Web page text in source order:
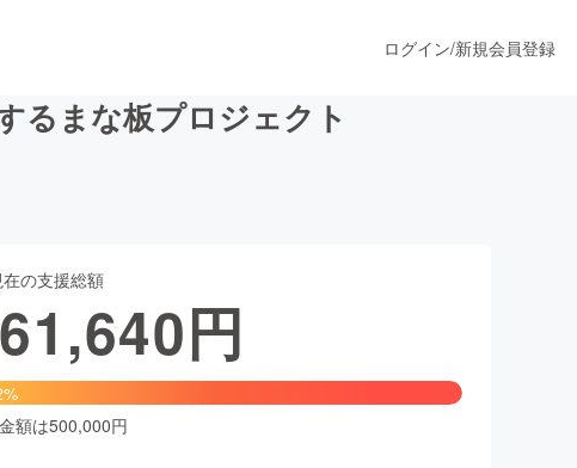
ファッション
ログイン/新規会員登録
るまな板プロジェクト
の支援総額
円
額は500,000円